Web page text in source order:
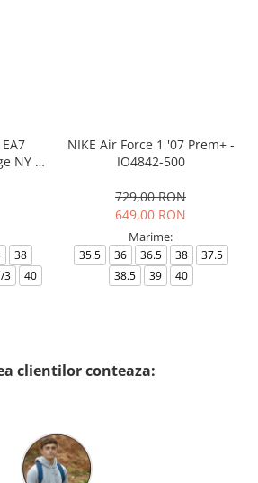
NY -
38
3 40
NIKE Air Force 1 '07 Prem+ -
IO4842-500
729,00 RON
649,00 RON
Marime:
35.5 36 36.5 38
37.5
38.5
39 40
clientilor conteaza: